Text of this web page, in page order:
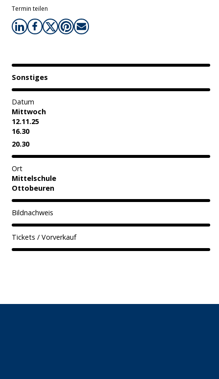
Sonstiges
Datum
Mittwoch
12.11.25
16.30
20.30
Ort
Mittelschule
Ottobeuren
Bildnachweis
Tickets / Vorverkauf
Termin teilen